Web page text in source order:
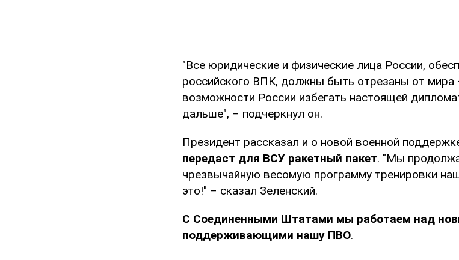
"Все юридические и физические лица России,
российского ВПК, должны быть отрезаны от мира
возможности России избегать настоящей
дальше", – подчеркнул он.
Президент рассказал и о новой военной
передаст для ВСУ ракетный пакет. "Мы
чрезвычайную весомую программу тренировки
это!" – сказал Зеленский.
С Соединенными Штатами мы работаем над
поддерживающими нашу ПВО.